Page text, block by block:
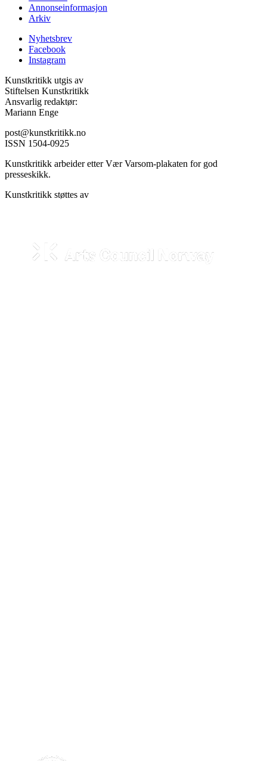
Annonseinformasjon
Arkiv
Nyhetsbrev
Facebook
Instagram
Kunstkritikk utgis av
Stiftelsen Kunstkritikk
Ansvarlig redaktør:
Mariann Enge
post@kunstkritikk.no
ISSN 1504-0925
Kunstkritikk arbeider etter Vær Varsom-plakaten for god
presseskikk.
Kunstkritikk støttes av